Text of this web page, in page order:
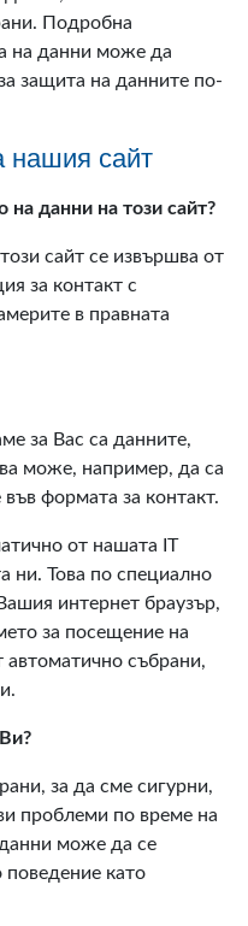
Подробна
на данни може да
защита на данните по-
нашия сайт
на данни на този сайт?
сайт се извършва от
за контакт с
в правната
за Вас са данните,
може, например, да са
формата за контакт.
от нашата IT
ни. Това по специално
интернет браузър,
за посещение на
автоматично събрани,
за да сме сигурни,
проблеми по време на
може да се
поведение като